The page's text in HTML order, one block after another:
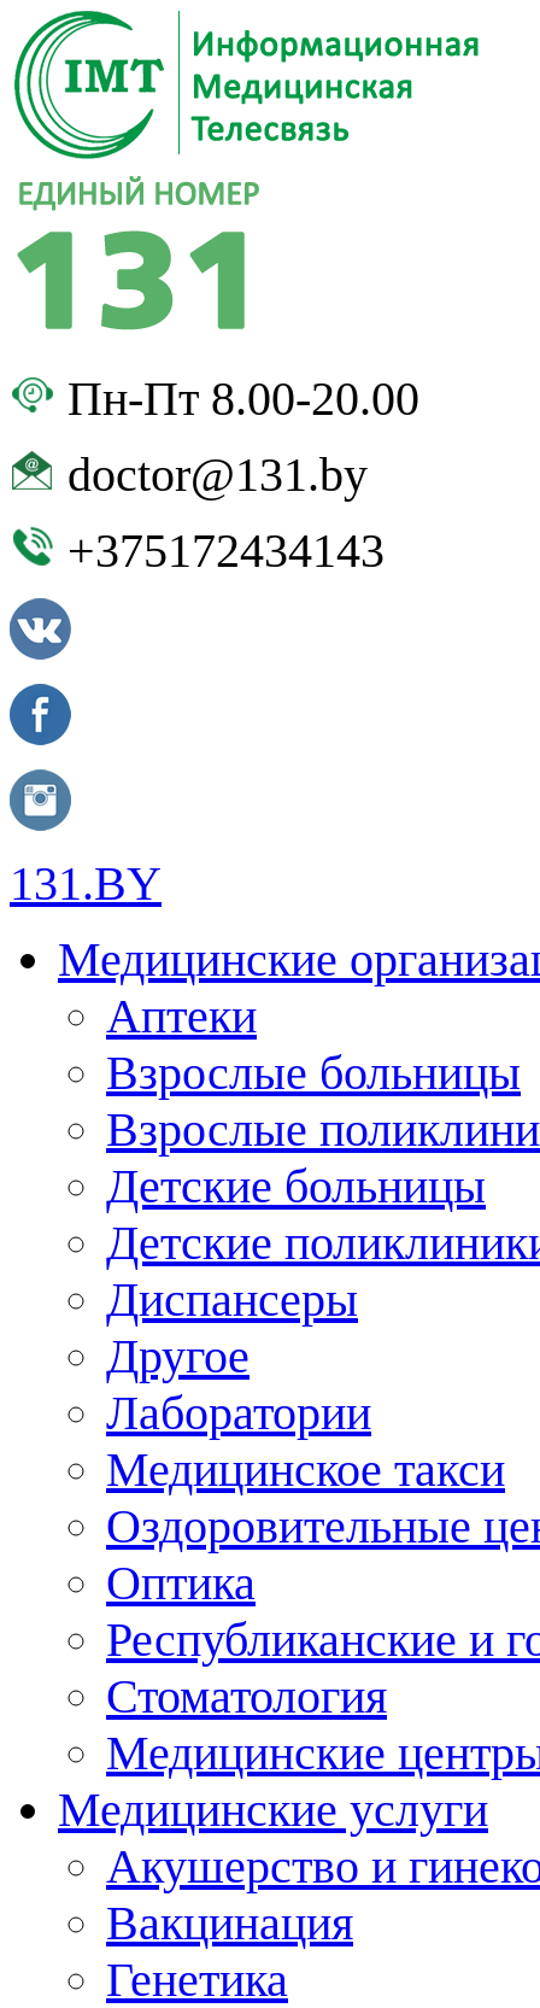
Пн-Пт 8.00-20.00
doctor@131.by
+375172434143
131.BY
Медицинские
Аптеки
Взрослые больницы
Взрослые
Детские больницы
Детские
Диспансеры
Другое
Лаборатории
Медицинское такси
Оздоровительные
Оптика
Республиканские и
Стоматология
Медицинские
Медицинские услуги
Акушерство и
Вакцинация
Генетика